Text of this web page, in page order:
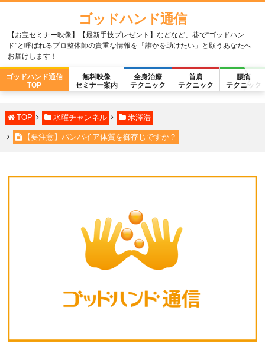
ゴッドハンド通信
【お宝セミナー映像】【最新手技プレゼント】などなど、巷で“ゴッドハン
ド”と呼ばれるプロ整体師の貴重な情報を「誰かを助けたい」と願うあなたへ
お届けします！
ゴッドハンド通信
TOP
無料映像
セミナー案内
全身治療
テクニック
首肩
テクニック
腰痛
テクニック
TOP 水曜チャンネル 米澤浩
【要注意】バンパイア体質を御存じですか？